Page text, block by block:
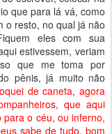
que para lá vá, como
o resto, no qual já não
eles com sua
estivessem, veriam
que me toma por
pênis, já muito não
de caneta, agora
que aqui
o céu, ou inferno,
sabe de tudo, bom